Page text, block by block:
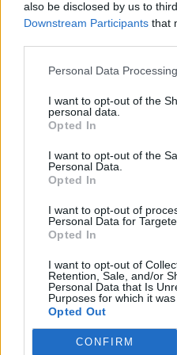
also be disclosed by us to
Downstream Participants that
Personal Data
I want to opt-out of the
personal data.
Opted In
I want to opt-out of the
Personal Data.
Opted In
I want to opt-out of
Personal Data for
Opted In
I want to opt-out of
Retention, Sale, and/or
Personal Data that Is
Purposes for which it was
Opted Out
CONFIRM
Eduline
Egy-két feladat
érettségizőknek,
történelmi téma
modern- vagy jelenkori téma, a
elrendelése előtt tanult témákra
Szabó Roland, a budapesti Szent
Tanszékének oktatója.
Érettségi-felvételi
Az ókortól a mai magyar
megoldás egy helyen